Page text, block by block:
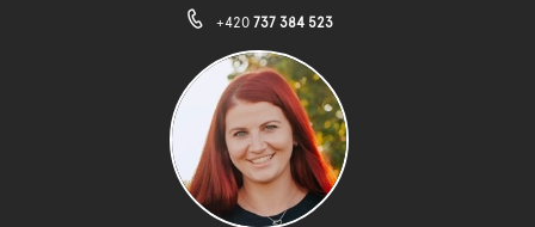
+420 737 384 523